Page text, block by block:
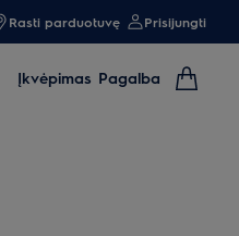
Rasti parduotuvę Prisijungti
Įkvėpimas Pagalba